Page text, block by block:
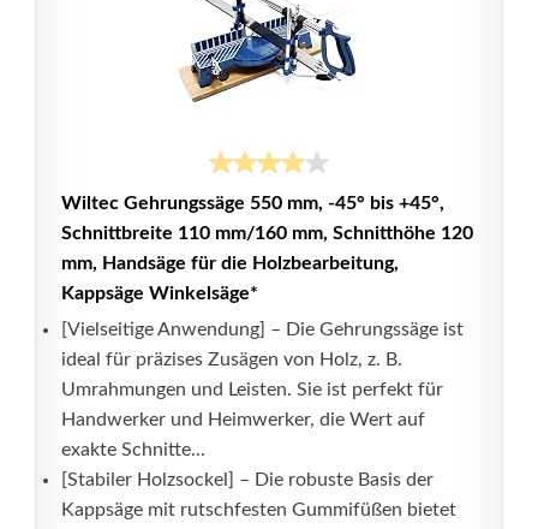
Wiltec Gehrungssäge 550 mm, -45° bis +45°,
Schnittbreite 110 mm/160 mm, Schnitthöhe 120
mm, Handsäge für die Holzbearbeitung,
Kappsäge Winkelsäge*
[Vielseitige Anwendung] – Die Gehrungssäge ist
ideal für präzises Zusägen von Holz, z. B.
Umrahmungen und Leisten. Sie ist perfekt für
Handwerker und Heimwerker, die Wert auf
exakte Schnitte...
[Stabiler Holzsockel] – Die robuste Basis der
Kappsäge mit rutschfesten Gummifüßen bietet